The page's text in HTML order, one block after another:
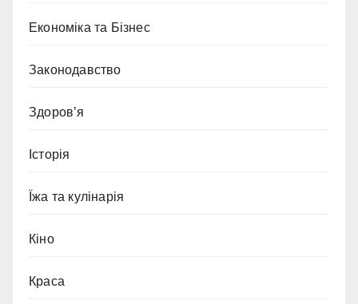
Економіка та Бізнес
Законодавство
Здоров’я
Історія
Їжа та кулінарія
Кіно
Краса